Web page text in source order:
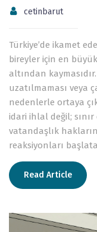
cetinbarut
Türkiye’de ikamet
bireyler için en
altından
uzatılmaması veya
nedenlerle ortaya
idari ihlal değil; sınır
vatandaşlık
reaksiyonları
Read Article